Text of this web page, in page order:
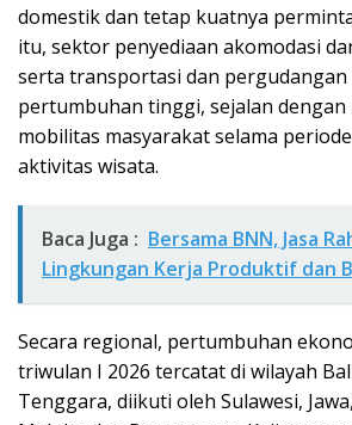
domestik dan tetap kuatnya
itu, sektor penyediaan akomodasi
serta transportasi dan pergudangan
pertumbuhan tinggi, sejalan
mobilitas masyarakat selama
aktivitas wisata.
Baca Juga : Bersama BNN, Jasa
Lingkungan Kerja Produktif dan
Secara regional, pertumbuhan
triwulan I 2026 tercatat di wilayah
Tenggara, diikuti oleh Sulawesi,